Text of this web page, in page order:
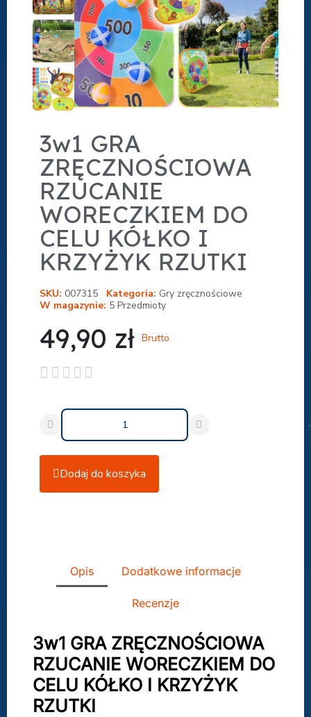
3w1 GRA
ZRĘCZNOŚCIOWA
RZUCANIE
WORECZKIEM DO
CELU KÓŁKO I
KRZYŻYK RZUTKI
SKU 007315 Kategoria Gry zręcznościowe
W magazynie 5 Przedmioty
49,90 zł Brutto
    
Dodaj do koszyka
Opis Dodatkowe informacje
Recenzje
3w1 GRA ZRĘCZNOŚCIOWA
RZUCANIE WORECZKIEM DO
CELU KÓŁKO I KRZYŻYK
RZUTKI